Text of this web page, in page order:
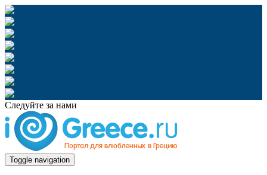
Следуйте за нами
Toggle navigation